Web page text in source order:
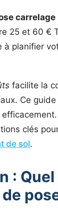
carrelage
25 et 60 €
à planifier
facilite la
Ce
clés
de sol.
: Quel